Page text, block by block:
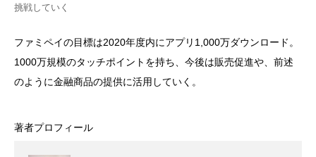
挑戦していく
ファミペイの目標は2020年度内にアプリ1,000万ダウンロード。
1000万規模のタッチポイントを持ち、今後は販売促進や、前述
のように金融商品の提供に活用していく。
著者プロフィール